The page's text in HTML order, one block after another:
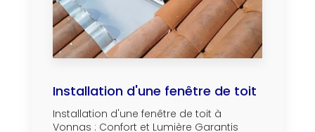
Installation d'une fenêtre de toit
Installation d'une fenêtre de toit à
Vonnas : Confort et Lumière Garantis